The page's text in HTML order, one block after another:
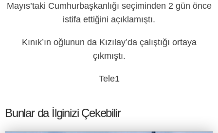
Mayıs’taki Cumhurbaşkanlığı seçiminden 2 gün önce
istifa ettiğini açıklamıştı.
Kınık’ın oğlunun da Kızılay’da çalıştığı ortaya
çıkmıştı.
Tele1
Bunlar da İlginizi Çekebilir